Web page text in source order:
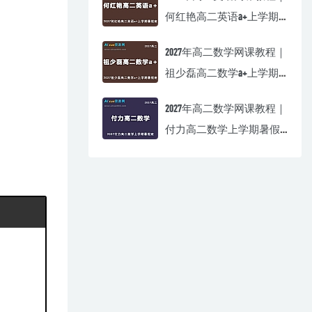
何红艳高二英语a+上学期
2027年高二数学网课教程｜
祖少磊高二数学a+上学期
2027年高二数学网课教程｜
付力高二数学上学期暑假